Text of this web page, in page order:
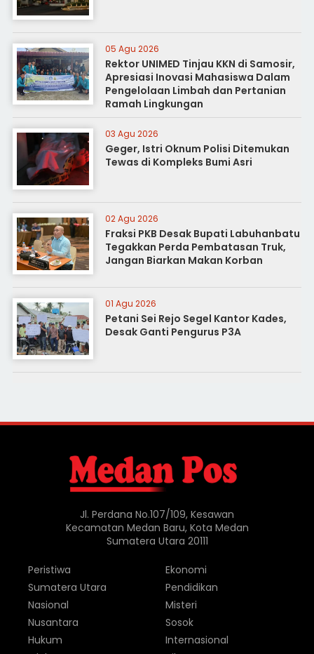
05 Agu 2026
Rektor UNIMED Tinjau KKN di Samosir,
Apresiasi Inovasi Mahasiswa Dalam
Pengelolaan Limbah dan Pertanian
Ramah Lingkungan
03 Agu 2026
Geger, Istri Oknum Polisi Ditemukan
Tewas di Kompleks Bumi Asri
02 Agu 2026
Fraksi PKB Desak Bupati Labuhanbatu
Tegakkan Perda Pembatasan Truk,
Jangan Biarkan Makan Korban
01 Agu 2026
Petani Sei Rejo Segel Kantor Kades,
Desak Ganti Pengurus P3A
Jl. Perdana No.107/109, Kesawan
Kecamatan Medan Baru, Kota Medan
Sumatera Utara 20111
Peristiwa
Sumatera Utara
Nasional
Nusantara
Hukum
Ekonomi
Pendidikan
Misteri
Sosok
Internasional